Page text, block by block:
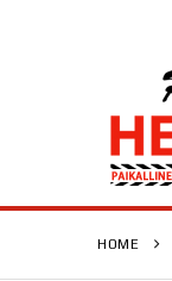
HOME